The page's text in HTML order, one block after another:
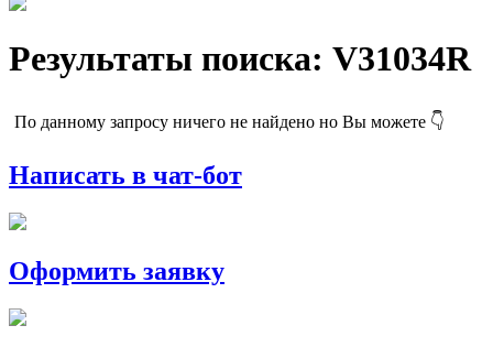
Результаты поиска: V31034R
По данному запросу ничего не найдено но Вы можете 👇
Написать в чат-бот
Оформить заявку